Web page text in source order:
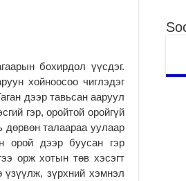
бохирдол үүсдэг.
хойноосоо чиглэдэг
дээр тавьсан ааруул
гэр, оройтой оройгүй
талаараа уулаар
орой дээр буусан гэр
орж хотын төв хэсэгт
үзүүлж, зүрхний хэмнэл